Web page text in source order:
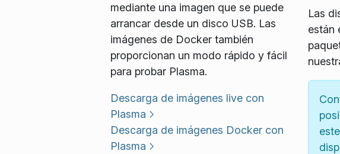
mediante una imagen que se puede
arrancar desde un disco USB. Las
imágenes de Docker también
proporcionan un modo rápido y fácil
para probar Plasma.
Descarga de imágenes live con
Plasma
Descarga de imágenes Docker con
Plasma
Las
están